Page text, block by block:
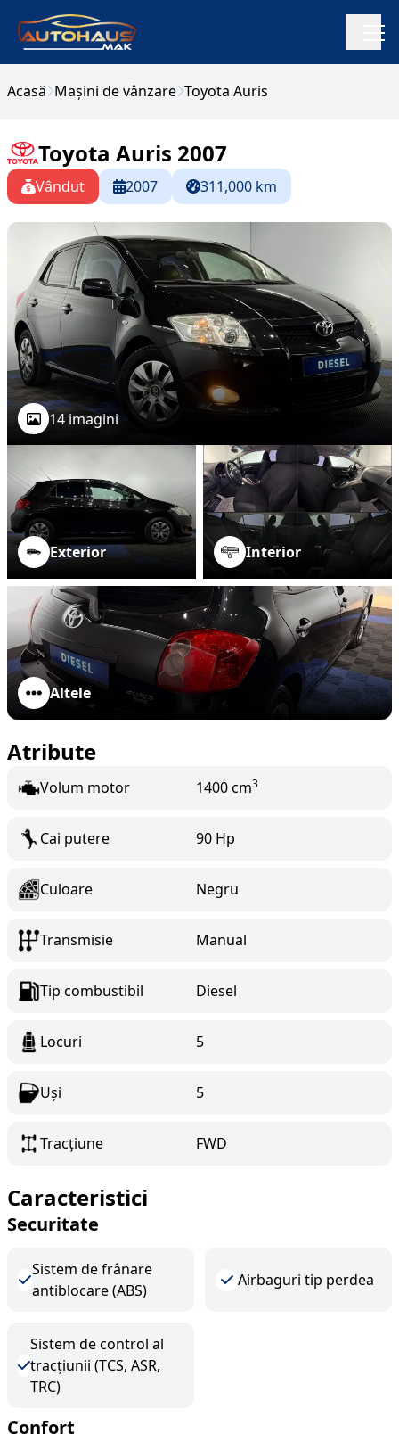
Acasă Mașini de vânzare Toyota Auris
Toyota Auris 2007
Vândut 2007 311,000 km
14 imagini
Exterior Interior
Altele
Atribute
Volum motor 1400 cm3
Cai putere 90 Hp
Culoare Negru
Transmisie Manual
Tip combustibil Diesel
Locuri 5
Uși 5
Tracțiune FWD
Caracteristici
Securitate
Sistem de frânare
antiblocare (ABS)
Airbaguri tip perdea
Sistem de control al
tracțiunii (TCS, ASR,
TRC)
Confort